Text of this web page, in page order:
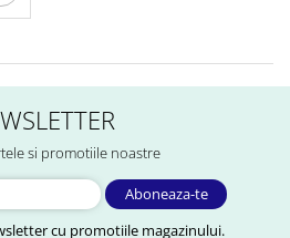
si promotiile noastre
cu promotiile magazinului.